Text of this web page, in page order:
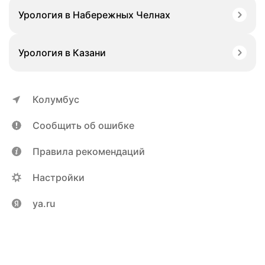
Урология в Набережных Челнах
Урология в Казани
Колумбус
Сообщить об ошибке
Правила рекомендаций
Настройки
ya.ru